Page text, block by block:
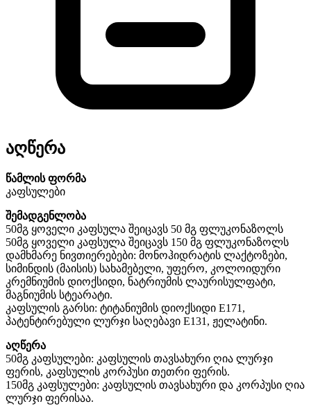
აღწერა
წამლის ფორმა
კაფსულები
შემადგენლობა
50მგ ყოველი კაფსულა შეიცავს 50 მგ ფლუკონაზოლს
50მგ ყოველი კაფსულა შეიცავს 150 მგ ფლუკონაზოლს
დამხმარე ნივთიერებები: მონოჰიდრატის ლაქტოზები,
სიმინდის (მაისის) სახამებელი, უფერო, კოლოიდური
კრემნიუმის დიოქსიდი, ნატრიუმის ლაურისულფატი,
მაგნიუმის სტეარატი.
კაფსულის გარსი: ტიტანიუმის დიოქსიდი E171,
პატენტირებული ლურჯი საღებავი E131, ჟელატინი.
აღწერა
50მგ კაფსულები: კაფსულის თავსახური ღია ლურჯი
ფერის, კაფსულის კორპუსი თეთრი ფერის.
150მგ კაფსულები: კაფსულის თავსახური და კორპუსი ღია
ლურჯი ფერისაა.